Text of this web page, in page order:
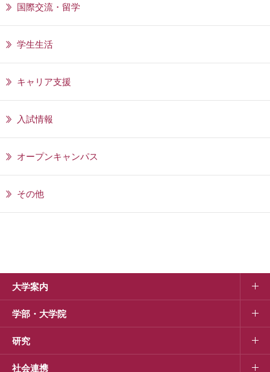
国際交流・留学
学生生活
キャリア支援
入試情報
オープンキャンパス
その他
大学案内
学部・大学院
研究
社会連携